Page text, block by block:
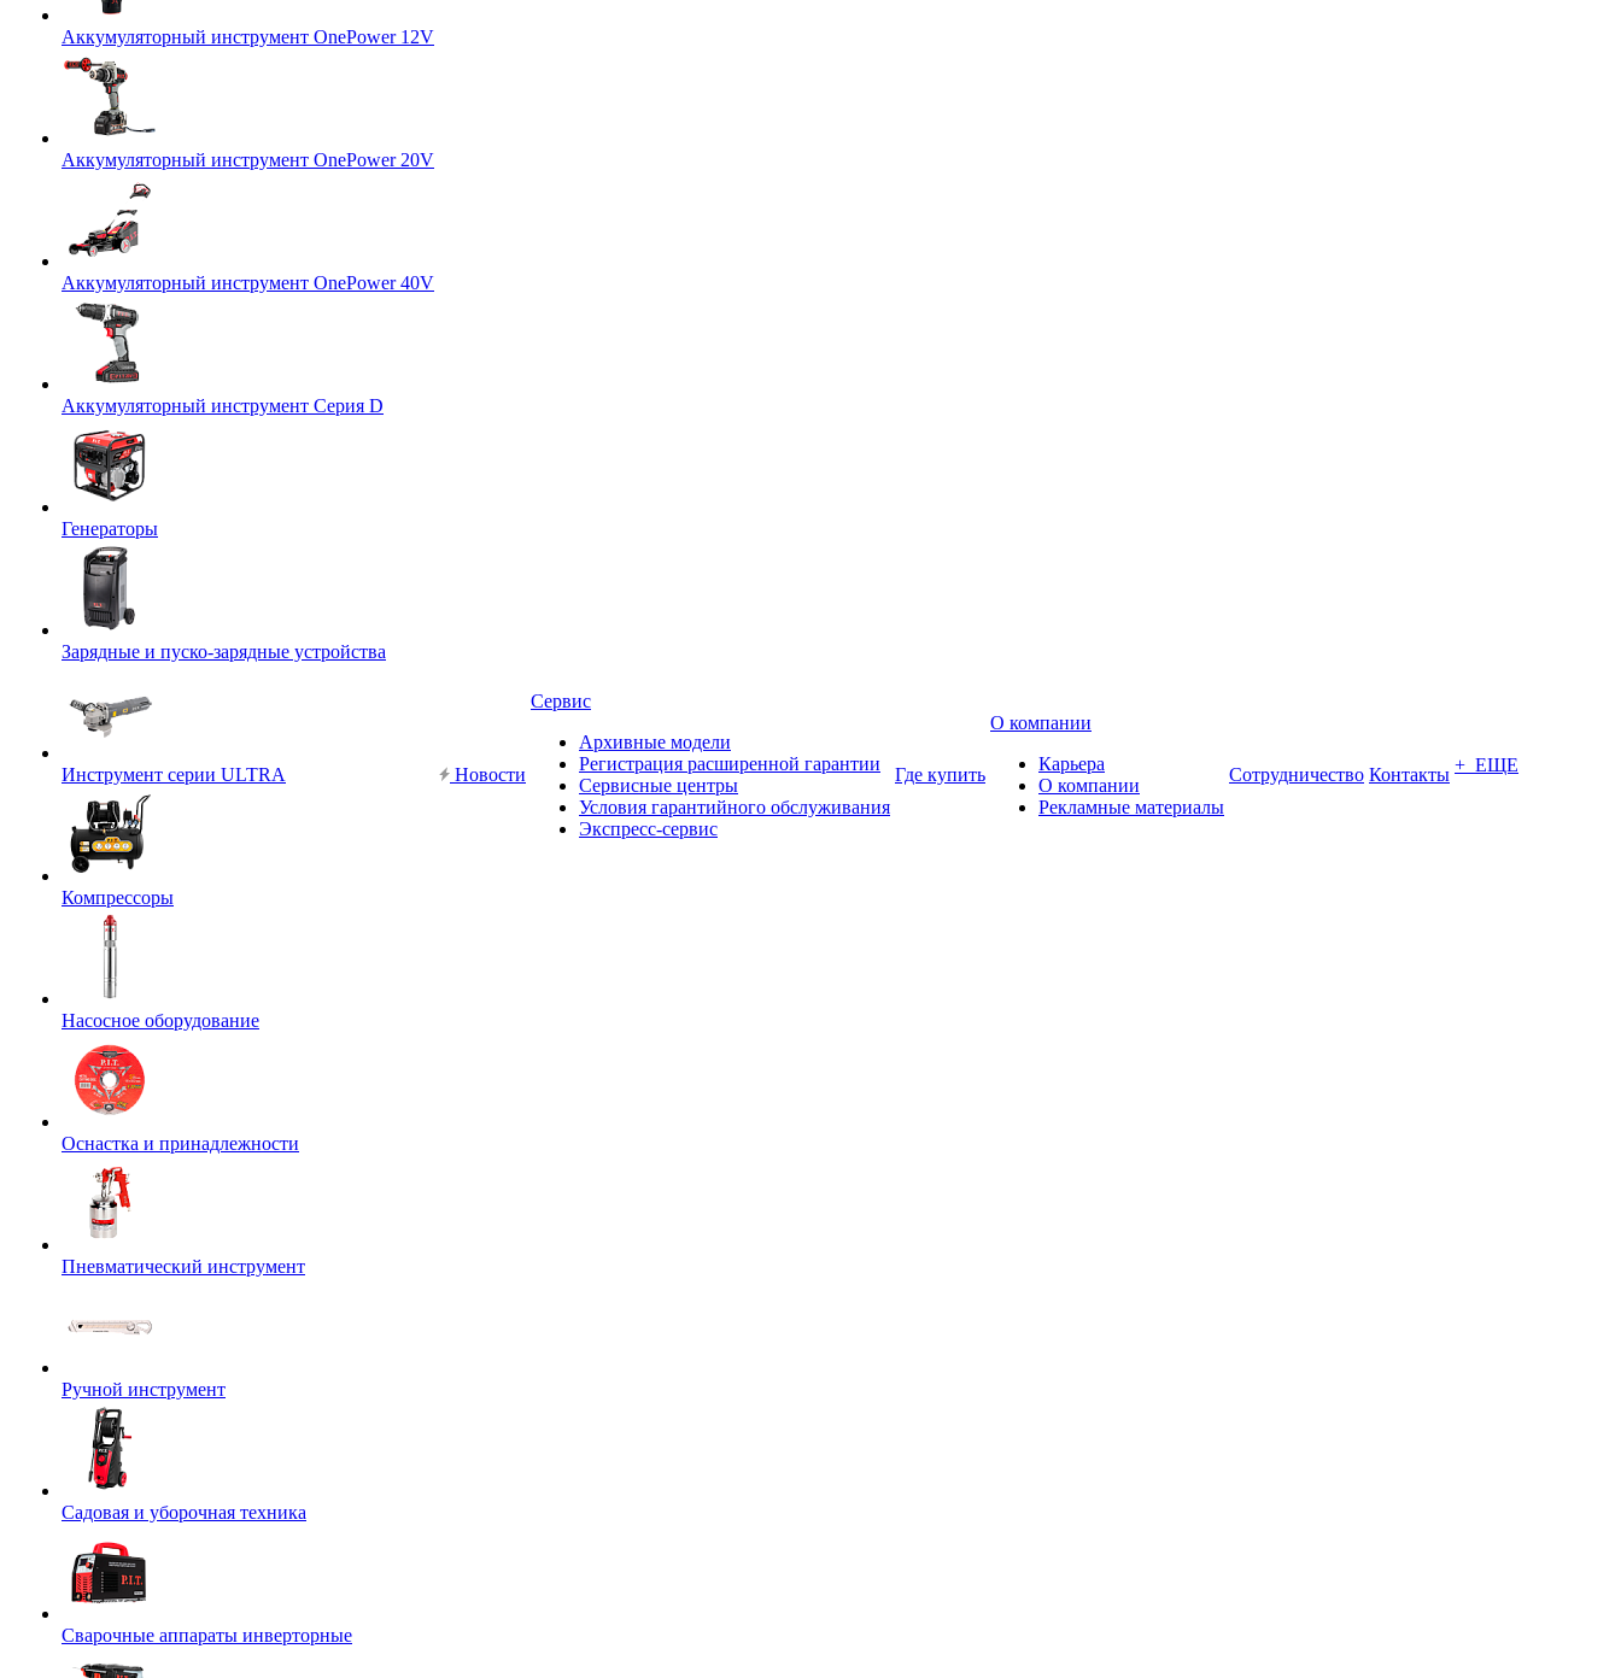
Аккумуляторный инструмент OnePower 12V
Аккумуляторный инструмент OnePower 20V
Аккумуляторный инструмент OnePower 40V
Аккумуляторный инструмент Серия D
Генераторы
Зарядные и пуско-зарядные устройства
Инструмент серии ULTRA
Компрессоры
Насосное оборудование
Оснастка и принадлежности
Пневматический инструмент
Ручной инструмент
Садовая и уборочная техника
Сварочные аппараты инверторные
Новости
Сервис
Архивные модели
Регистрация расширенной гарантии
Сервисные центры
Условия гарантийного обслуживания
Экспресс-сервис
Где купить
О компании
Карьера
О компании
Рекламные материалы
Сотрудничество Контакты + ЕЩЕ